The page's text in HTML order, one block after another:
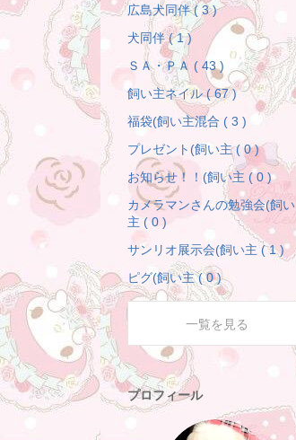
広島犬同伴 ( 3 )
犬同伴 ( 1 )
ＳＡ・ＰＡ ( 43 )
飼い主ネイル ( 67 )
福袋(飼い主混合 ( 3 )
プレゼント(飼い主 ( 0 )
お知らせ！！(飼い主 ( 0 )
カメラマンさんの勉強会(飼い
主 ( 0 )
サンリオ展示会(飼い主 ( 1 )
ピグ(飼い主 ( 0 )
一覧を見る
プロフィール